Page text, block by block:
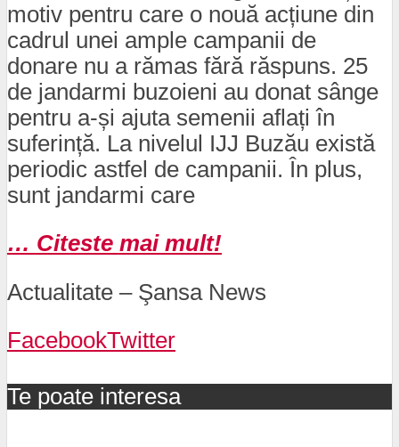
motiv pentru care o nouă acțiune din
cadrul unei ample campanii de
donare nu a rămas fără răspuns. 25
de jandarmi buzoieni au donat sânge
pentru a-și ajuta semenii aflați în
suferință. La nivelul IJJ Buzău există
periodic astfel de campanii. În plus,
sunt jandarmi care
… Citeste mai mult!
Actualitate – Şansa News
FacebookTwitter
Te poate interesa